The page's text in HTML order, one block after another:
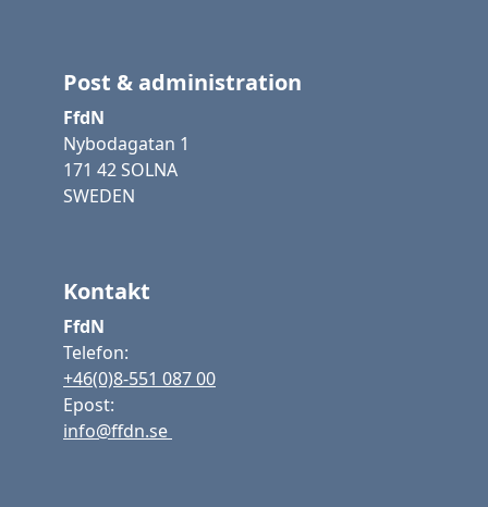
Post & administration
FfdN
Nybodagatan 1
171 42 SOLNA
SWEDEN
Kontakt
FfdN
Telefon:
+46(0)8-551 087 00
Epost:
info@ffdn.se